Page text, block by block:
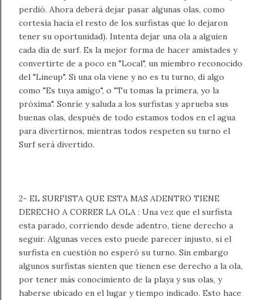
perdió. Ahora deberá dejar pasar algunas olas, como
cortesía hacia el resto de los surfistas que lo dejaron
tener su oportunidad). Intenta dejar una ola a alguien
cada día de surf. Es la mejor forma de hacer amistades y
convertirte de a poco en "Local", un miembro reconocido
del "Lineup". Si una ola viene y no es tu turno, di algo
como "Es tuya amigo", o "Tu tomas la primera, yo la
próxima". Sonríe y saluda a los surfistas y aprueba sus
buenas olas, después de todo estamos todos en el agua
para divertirnos, mientras todos respeten su turno el
Surf será divertido.
2- EL SURFISTA QUE ESTA MAS ADENTRO TIENE
DERECHO A CORRER LA OLA : Una vez que el surfista
esta parado, corriendo desde adentro, tiene derecho a
seguir. Algunas veces esto puede parecer injusto, si el
surfista en cuestión no esperó su turno. Sin embargo
algunos surfistas sienten que tienen ese derecho a la ola,
por tener más conocimiento de la playa y sus olas, y
haberse ubicado en el lugar y tiempo indicado. Esto hace